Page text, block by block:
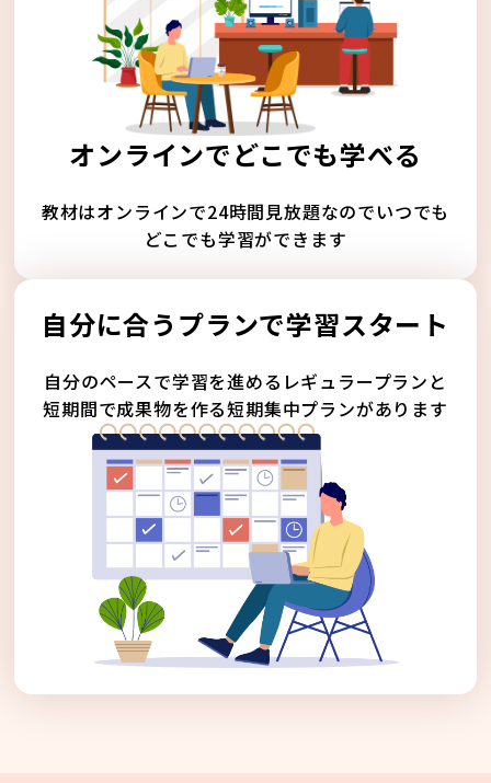
オンラインでどこでも学べる
教材はオンラインで24時間見放題なのでいつでも
どこでも学習ができます
自分に合うプランで学習スタート
自分のペースで学習を進めるレギュラープランと
短期間で成果物を作る短期集中プランがあります